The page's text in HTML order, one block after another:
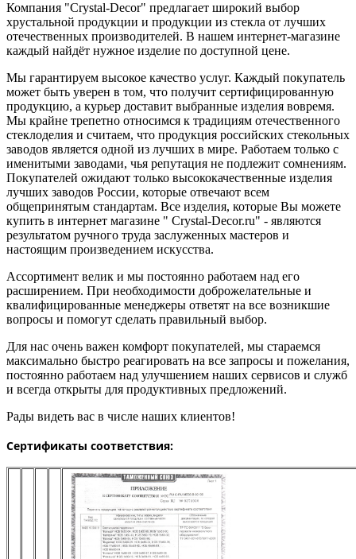
Компания "Сrystal-Decor" предлагает широкий выбор
хрустальной продукции и продукции из стекла от лучших
отечественных производителей. В нашем интернет-магазине
каждый найдёт нужное изделие по доступной цене.
Мы гарантируем высокое качество услуг. Каждый покупатель
может быть уверен в том, что получит сертифицированную
продукцию, а курьер доставит выбранные изделия вовремя.
Мы крайне трепетно относимся к традициям отечественного
стеклоделия и считаем, что продукция российских стекольных
заводов является одной из лучших в мире. Работаем только с
именитыми заводами, чья репутация не подлежит сомнениям.
Покупателей ожидают только высококачественные изделия
лучших заводов России, которые отвечают всем
общепринятым стандартам. Все изделия, которые Вы можете
купить в интернет магазине " Сrystal-Decor.ru" - являются
результатом ручного труда заслуженных мастеров и
настоящим произведением искусства.
Ассортимент велик и мы постоянно работаем над его
расширением. При необходимости доброжелательные и
квалифицированные менеджеры ответят на все возникшие
вопросы и помогут сделать правильный выбор.
Для нас очень важен комфорт покупателей, мы стараемся
максимально быстро реагировать на все запросы и пожелания,
постоянно работаем над улучшением наших сервисов и служб
и всегда открыты для продуктивных предложений.
Рады видеть вас в числе наших клиентов!
Сертификаты соответствия: